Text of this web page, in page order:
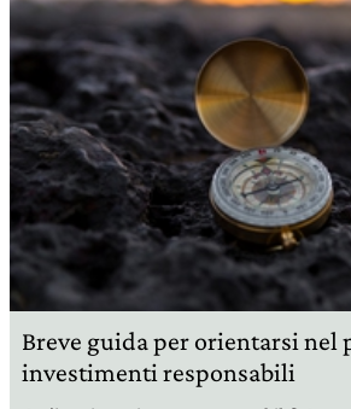
Breve guida per orientarsi nel
investimenti responsabili